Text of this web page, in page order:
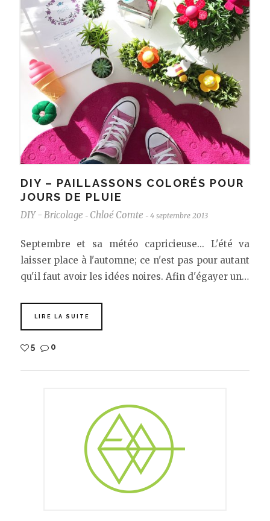
DIY – PAILLASSONS COLORÉS POUR
JOURS DE PLUIE
DIY - Bricolage - Chloé Comte - 4 septembre 2013
Septembre et sa météo capricieuse... L'été va
laisser place à l'automne; ce n'est pas pour autant
qu'il faut avoir les idées noires. Afin d'égayer un…
LIRE LA SUITE
5 0